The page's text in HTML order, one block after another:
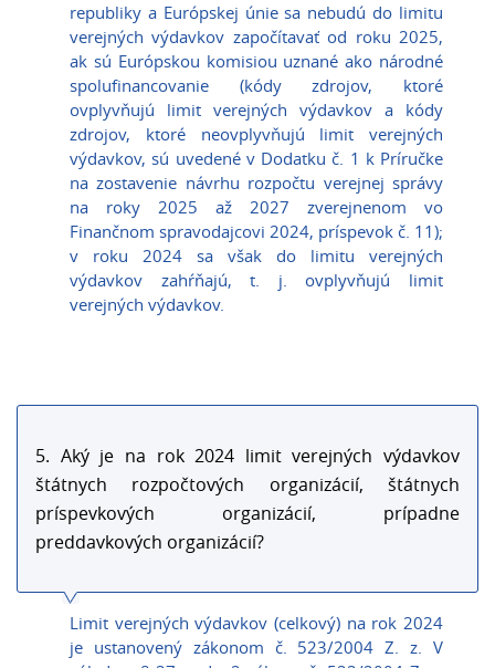
republiky a Európskej únie sa nebudú do limitu
verejných výdavkov započítavať od roku 2025,
ak sú Európskou komisiou uznané ako národné
spolufinancovanie (kódy zdrojov, ktoré
ovplyvňujú limit verejných výdavkov a kódy
zdrojov, ktoré neovplyvňujú limit verejných
výdavkov, sú uvedené v Dodatku č. 1 k Príručke
na zostavenie návrhu rozpočtu verejnej správy
na roky 2025 až 2027 zverejnenom vo
Finančnom spravodajcovi 2024, príspevok č. 11);
v roku 2024 sa však do limitu verejných
výdavkov zahŕňajú, t. j. ovplyvňujú limit
verejných výdavkov.
5. Aký je na rok 2024 limit verejných výdavkov
štátnych rozpočtových organizácií, štátnych
príspevkových organizácií, prípadne
preddavkových organizácií?
Limit verejných výdavkov (celkový) na rok 2024
je ustanovený zákonom č. 523/2004 Z. z. V